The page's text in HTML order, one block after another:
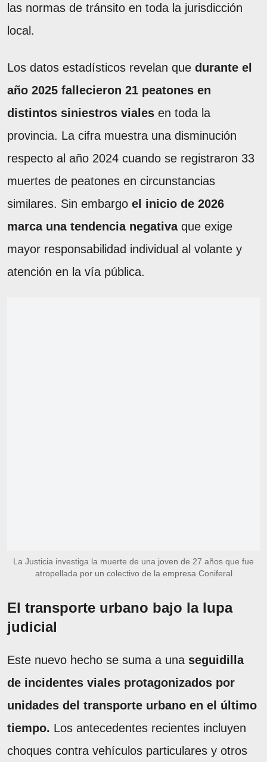
las normas de tránsito en toda la jurisdicción
local.
Los datos estadísticos revelan que durante el
año 2025 fallecieron 21 peatones en
distintos siniestros viales en toda la
provincia. La cifra muestra una disminución
respecto al año 2024 cuando se registraron 33
muertes de peatones en circunstancias
similares. Sin embargo el inicio de 2026
marca una tendencia negativa que exige
mayor responsabilidad individual al volante y
atención en la vía pública.
La Justicia investiga la muerte de una joven de 27 años que fue
atropellada por un colectivo de la empresa Coniferal
El transporte urbano bajo la lupa
judicial
Este nuevo hecho se suma a una seguidilla
de incidentes viales protagonizados por
unidades del transporte urbano en el último
tiempo. Los antecedentes recientes incluyen
choques contra vehículos particulares y otros